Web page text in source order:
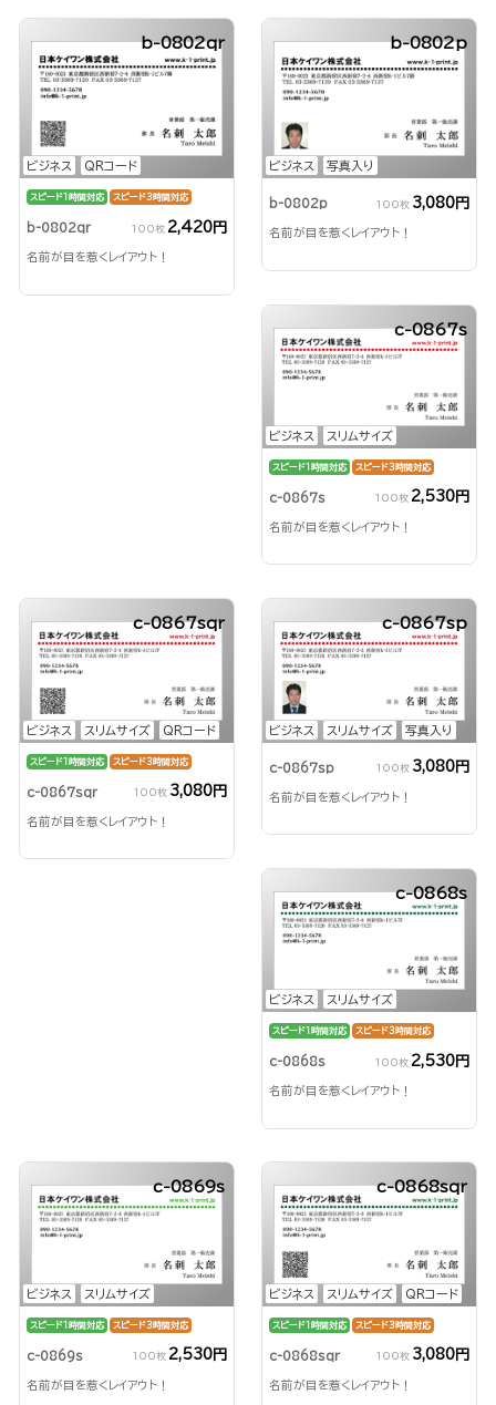
ビジネス QRコード
b-0802qr
スピード1時間対応 スピード3時間対応
b-0802qr 100枚 2,420円
名前が目を惹くレイアウト！
ビジネス 写真入り
b-0802p
b-0802p 100枚 3,080円
名前が目を惹くレイアウト！
ビジネス スリムサイズ
c-0867s
スピード1時間対応 スピード3時間対応
c-0867s 100枚 2,530円
名前が目を惹くレイアウト！
ビジネス スリムサイズ QRコード
c-0867sqr
スピード1時間対応 スピード3時間対応
c-0867sqr 100枚 3,080円
名前が目を惹くレイアウト！
ビジネス スリムサイズ 写真入り
c-0867sp
c-0867sp 100枚 3,080円
名前が目を惹くレイアウト！
ビジネス スリムサイズ
c-0868s
スピード1時間対応 スピード3時間対応
c-0868s 100枚 2,530円
名前が目を惹くレイアウト！
ビジネス スリムサイズ
c-0869s
スピード1時間対応 スピード3時間対応
c-0869s 100枚 2,530円
名前が目を惹くレイアウト！
ビジネス スリムサイズ QRコード
c-0868sqr
スピード1時間対応 スピード3時間対応
c-0868sqr 100枚 3,080円
名前が目を惹くレイアウト！